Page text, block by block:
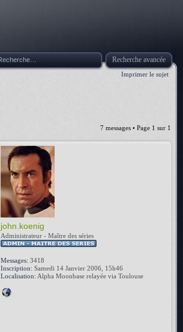
Recherche avancée
Imprimer le sujet
7 messages • Page 1 sur 1
john.koenig
Administrateur - Maître des séries
Messages: 3418
Inscription: Samedi 14 Janvier 2006, 15h46
Localisation: Alpha Moonbase relayée via Toulouse